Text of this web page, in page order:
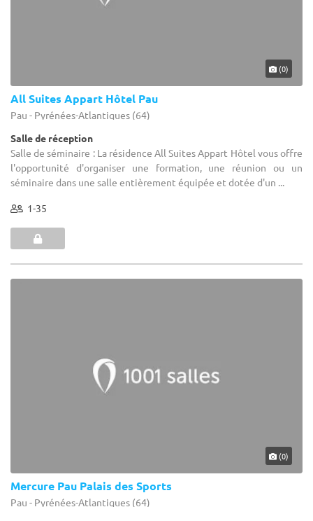
(0)
All Suites Appart Hôtel Pau
Pau - Pyrénées-Atlantiques (64)
Salle de réception
Salle de séminaire : La résidence All Suites Appart Hôtel vous offre
l'opportunité d'organiser une formation, une réunion ou un
séminaire dans une salle entièrement équipée et dotée d'un ...
1-35
(0)
Mercure Pau Palais des Sports
Pau - Pyrénées-Atlantiques (64)